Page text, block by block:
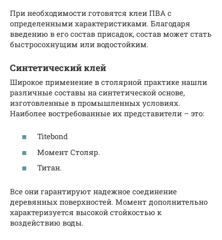
При необходимости готовятся клеи ПВА с
определенными характеристиками. Благодаря
введению в его состав присадок, состав может стать
быстросохнущим или водостойким.
Синтетический клей
Широкое применение в столярной практике нашли
различные составы на синтетической основе,
изготовленные в промышленных условиях.
Наиболее востребованные их представители – это:
Titebond
Момент Столяр.
Титан.
Все они гарантируют надежное соединение
деревянных поверхностей. Момент дополнительно
характеризуется высокой стойкостью к
воздействию воды.